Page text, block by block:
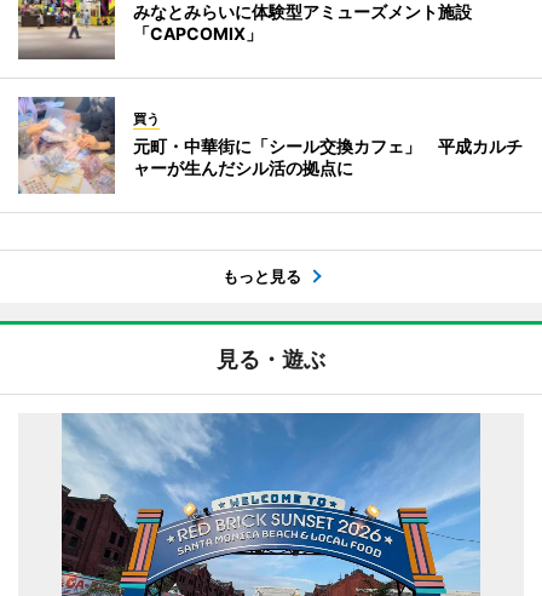
みなとみらいに体験型アミューズメント施設
「CAPCOMIX」
買う
元町・中華街に「シール交換カフェ」 平成カルチ
ャーが生んだシル活の拠点に
もっと見る
見る・遊ぶ